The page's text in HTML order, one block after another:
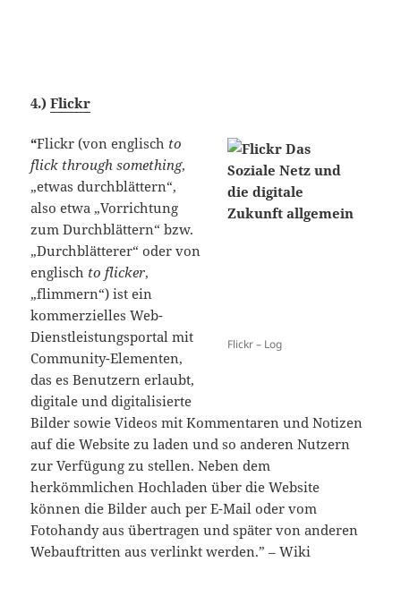
4.)Flickr
Flickr – Log
“Flickr (von englisch to
flick through something,
„etwas durchblättern“,
also etwa „Vorrichtung
zum Durchblättern“ bzw.
„Durchblätterer“ oder von
englisch to flicker,
„flimmern“) ist ein
kommerzielles Web-
Dienstleistungsportal mit
Community-Elementen,
das es Benutzern erlaubt,
digitale und digitalisierte
Bilder sowie Videos mit Kommentaren und Notizen
auf die Website zu laden und so anderen Nutzern
zur Verfügung zu stellen. Neben dem
herkömmlichen Hochladen über die Website
können die Bilder auch per E-Mail oder vom
Fotohandy aus übertragen und später von anderen
Webauftritten aus verlinkt werden.” – Wiki